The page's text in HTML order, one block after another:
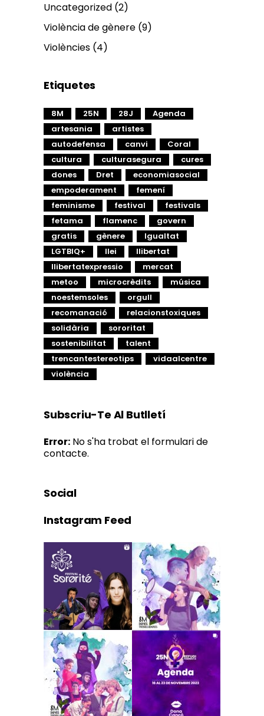
Uncategorized (2)
Violència de gènere (9)
Violències (4)
Etiquetes
8M 25N 28J
Agenda
artesania
artistes
autodefensa
canvi
Coral
cultura
culturasegura
cures
dones
Dret
economiasocial
empoderament
femení
feminisme
festival
festivals
fetama
flamenc
govern
gratis
gènere
Igualtat
LGTBIQ+
llei
llibertat
llibertatexpressio
mercat
metoo
microcrèdits
música
noestemsoles
orgull
recomanació
relacionstoxiques
solidària
sororitat
sostenibilitat
talent
trencantestereotips
vidaalcentre
violència
Subscriu-Te Al Butlletí
Error: No s'ha trobat el formulari de
contacte.
Social
Instagram Feed